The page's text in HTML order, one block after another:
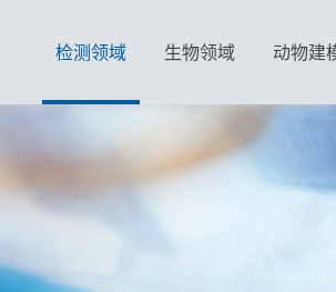
检测领域 生物领域 动物建